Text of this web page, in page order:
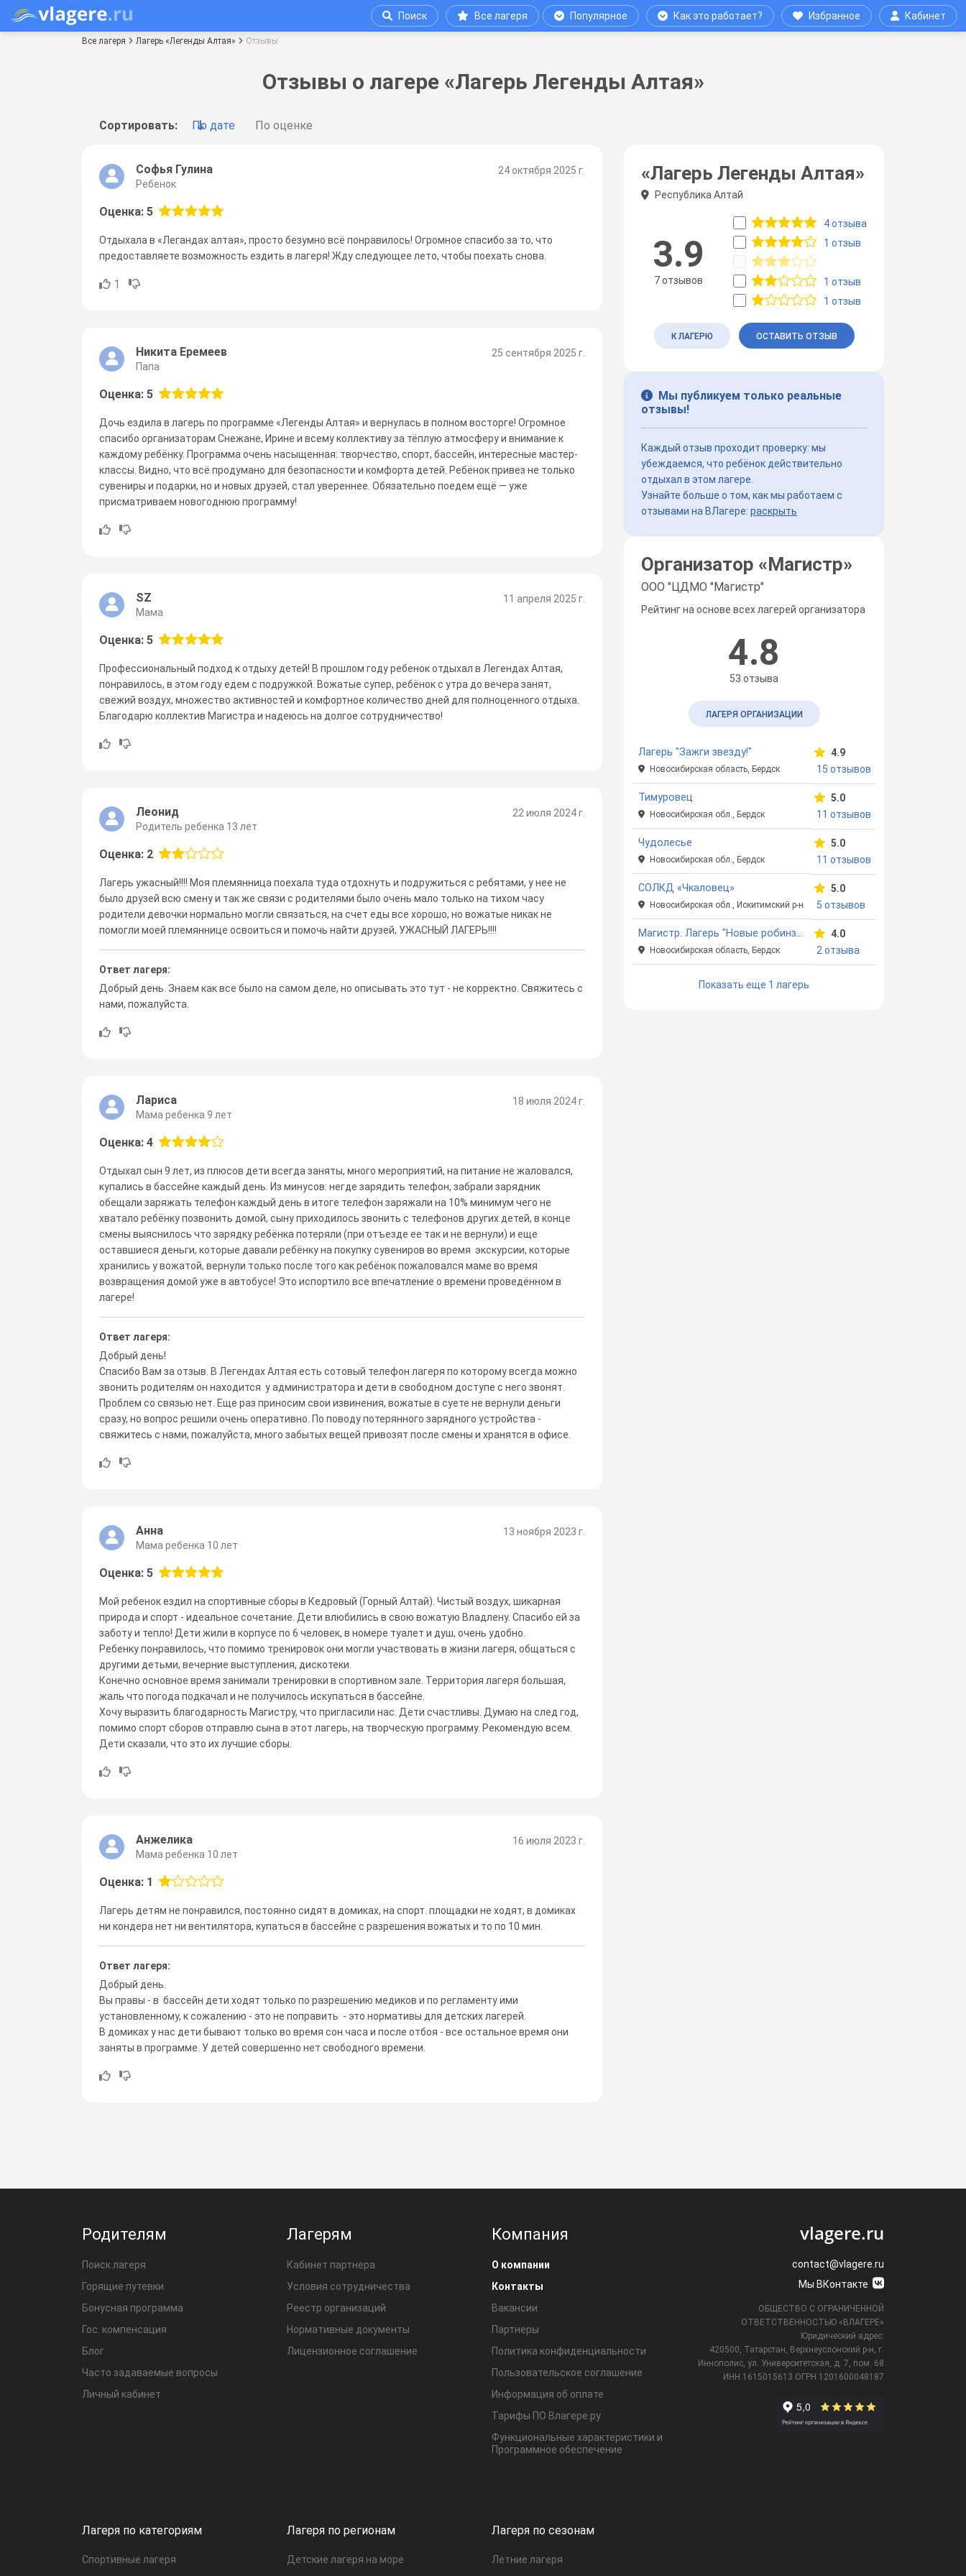
Поиск Все лагеря Популярное Как это работает? Избранное Кабинет
Все лагеря Лагерь «Легенды Алтая» Отзывы
Отзывы о лагере «Лагерь Легенды Алтая»
Сортировать: По дате По оценке
24 октября 2025 г.
Софья Гулина
Ребенок
Оценка: 5
Отдыхала в «Легандах алтая», просто безумно всё понравилось! Огромное спасибо за то, что
предоставляете возможность ездить в лагеря! Жду следующее лето, чтобы поехать снова.
1
25 сентября 2025 г.
Никита Еремеев
Папа
Оценка: 5
Дочь ездила в лагерь по программе «Легенды Алтая» и вернулась в полном восторге! Огромное
спасибо организаторам Снежане, Ирине и всему коллективу за тёплую атмосферу и внимание к
каждому ребёнку. Программа очень насыщенная: творчество, спорт, бассейн, интересные мастер-
классы. Видно, что всё продумано для безопасности и комфорта детей. Ребёнок привез не только
сувениры и подарки, но и новых друзей, стал увереннее. Обязательно поедем ещё — уже
присматриваем новогоднюю программу!
11 апреля 2025 г.
SZ
Мама
Оценка: 5
Профессиональный подход к отдыху детей! В прошлом году ребенок отдыхал в Легендах Алтая,
понравилось, в этом году едем с подружкой. Вожатые супер, ребёнок с утра до вечера занят,
свежий воздух, множество активностей и комфортное количество дней для полноценного отдыха.
Благодарю коллектив Магистра и надеюсь на долгое сотрудничество!
22 июля 2024 г.
Леонид
Родитель ребенка 13 лет
Оценка: 2
Лагерь ужасный!!!! Моя племянница поехала туда отдохнуть и подружиться с ребятами, у нее не
было друзей всю смену и так же связи с родителями было очень мало только на тихом часу
родители девочки нормально могли связаться, на счет еды все хорошо, но вожатые никак не
помогли моей племяннице освоиться и помочь найти друзей, УЖАСНЫЙ ЛАГЕРЬ!!!!
Ответ лагеря:
Добрый день. Знаем как все было на самом деле, но описывать это тут - не корректно. Свяжитесь с
нами, пожалуйста.
18 июля 2024 г.
Лариса
Мама ребенка 9 лет
Оценка: 4
Отдыхал сын 9 лет, из плюсов дети всегда заняты, много мероприятий, на питание не жаловался,
купались в бассейне каждый день. Из минусов: негде зарядить телефон, забрали зарядник
обещали заряжать телефон каждый день в итоге телефон заряжали на 10% минимум чего не
хватало ребёнку позвонить домой, сыну приходилось звонить с телефонов других детей, в конце
смены выяснилось что зарядку ребёнка потеряли (при отъезде ее так и не вернули) и еще
оставшиеся деньги, которые давали ребёнку на покупку сувениров во время экскурсии, которые
хранились у вожатой, вернули только после того как ребёнок пожаловался маме во время
возвращения домой уже в автобусе! Это испортило все впечатление о времени проведённом в
лагере!
Ответ лагеря:
Добрый день!
Спасибо Вам за отзыв. В Легендах Алтая есть сотовый телефон лагеря по которому всегда можно
звонить родителям он находится у администратора и дети в свободном доступе с него звонят.
Проблем со связью нет. Еще раз приносим свои извинения, вожатые в суете не вернули деньги
сразу, но вопрос решили очень оперативно. По поводу потерянного зарядного устройства -
свяжитесь с нами, пожалуйста, много забытых вещей привозят после смены и хранятся в офисе.
13 ноября 2023 г.
Анна
Мама ребенка 10 лет
Оценка: 5
Мой ребенок ездил на спортивные сборы в Кедровый (Горный Алтай). Чистый воздух, шикарная
природа и спорт - идеальное сочетание. Дети влюбились в свою вожатую Владлену. Спасибо ей за
заботу и тепло! Дети жили в корпусе по 6 человек, в номере туалет и душ, очень удобно.
Ребенку понравилось, что помимо тренировок они могли участвовать в жизни лагеря, общаться с
другими детьми, вечерние выступления, дискотеки.
Конечно основное время занимали тренировки в спортивном зале. Территория лагеря большая,
жаль что погода подкачал и не получилось искупаться в бассейне.
Хочу выразить благодарность Магистру, что пригласили нас. Дети счастливы. Думаю на след год,
помимо спорт сборов отправлю сына в этот лагерь, на творческую программу. Рекомендую всем.
Дети сказали, что это их лучшие сборы.
16 июля 2023 г.
Анжелика
Мама ребенка 10 лет
Оценка: 1
Лагерь детям не понравился, постоянно сидят в домиках, на спорт. площадки не ходят, в домиках
ни кондера нет ни вентилятора, купаться в бассейне с разрешения вожатых и то по 10 мин.
Ответ лагеря:
Добрый день.
Вы правы - в бассейн дети ходят только по разрешению медиков и по регламенту ими
установленному, к сожалению - это не поправить - это нормативы для детских лагерей.
В домиках у нас дети бывают только во время сон.часа и после отбоя - все остальное время они
заняты в программе. У детей совершенно нет свободного времени.
«Лагерь Легенды Алтая»
Республика Алтай
3.9
7 отзывов
4 отзыва
1 отзыв
1 отзыв
1 отзыв
К ЛАГЕРЮ ОСТАВИТЬ ОТЗЫВ
Мы публикуем только реальные
отзывы!
Каждый отзыв проходит проверку: мы
убеждаемся, что ребёнок действительно
отдыхал в этом лагере.
Узнайте больше о том, как мы работаем с
отзывами на ВЛагере: раскрыть
Организатор «Магистр»
ООО "ЦДМО "Магистр"
Рейтинг на основе всех лагерей организатора
4.8
53 отзыва
ЛАГЕРЯ ОРГАНИЗАЦИИ
Лагерь "Зажги звезду!"
Новосибирская область, Бердск
4.9
15 отзывов
Тимуровец
Новосибирская обл., Бердск
5.0
11 отзывов
Чудолесье
Новосибирская обл., Бердск
5.0
11 отзывов
СОЛКД «Чкаловец»
Новосибирская обл., Искитимский р-н
5.0
5 отзывов
Магистр. Лагерь "Новые робинзоны"
Новосибирская область, Бердск
4.0
2 отзыва
Показать еще 1 лагерь
Родителям
Поиск лагеря
Горящие путевки
Бонусная программа
Гос. компенсация
Блог
Часто задаваемые вопросы
Личный кабинет
Лагерям
Кабинет партнера
Условия сотрудничества
Реестр организаций
Нормативные документы
Лицензионное соглашение
Компания
О компании
Контакты
Вакансии
Партнеры
Политика конфиденциальности
Пользовательское соглашение
Информация об оплате
Тарифы ПО Влагере.ру
Функциональные характеристики и
Программное обеспечение
Лагеря по категориям
Спортивные лагеря
Лагеря по регионам
Детские лагеря на море
Лагеря по сезонам
Летние лагеря
vlagere.ru
contact@vlagere.ru
Мы ВКонтакте
ОБЩЕСТВО С ОГРАНИЧЕННОЙ
ОТВЕТСТВЕННОСТЬЮ «ВЛАГЕРЕ»
Юридический адрес:
420500, Татарстан, Верхнеуслонский р-н, г.
Иннополис, ул. Университетская,
д. 7, пом. 68
ИНН 1615015613 ОГРН 1201600048187